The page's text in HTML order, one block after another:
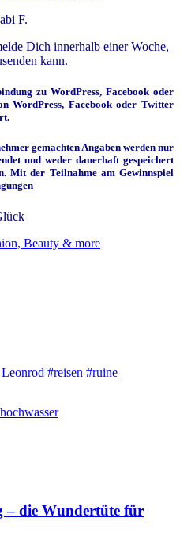
Dich innerhalb einer Woche,
kann.
zu WordPress, Facebook oder
WordPress, Facebook oder Twitter
gemachten Angaben werden nur
und weder dauerhaft gespeichert
Mit der Teilnahme am Gewinnspiel
#reisen #ruine
– die Wundertüte für